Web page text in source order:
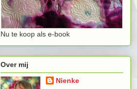
Nu te koop als e-book
Over mij
Nienke